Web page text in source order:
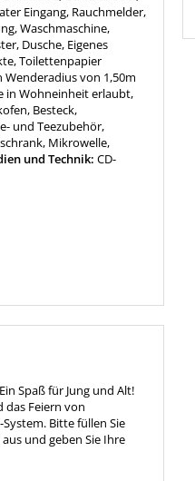
Eingang, Rauchmelder,
Waschmaschine,
Dusche, Eigenes
Toilettenpapier
Wenderadius von 1,50m
in Wohneinheit erlaubt,
Besteck,
und Teezubehör,
Mikrowelle,
und Technik:CD-
Spaß für Jung und Alt!
das Feiern von
Bitte füllen Sie
und geben Sie Ihre